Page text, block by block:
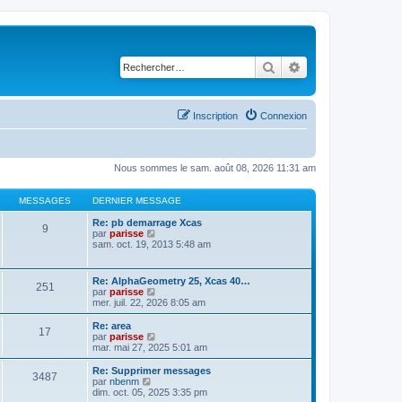
Rechercher
Connexion
Inscription
Nous sommes le sam. août 08, 2026 11:31 am
MESSAGES DERNIER MESSAGE
9
Re: pb demarrage Xcas
par parisse
o
l
t
e
r
d
e
r
i
sam. oct. 19, 2013 5:48 am
251
Re: AlphaGeometry 25, Xcas 40…
par parisse
o
n
l
r
l
e
mer. juil. 22, 2026 8:05 am
17
Re: area
par parisse
o
n
s
l
mar. mai 27, 2025 5:01 am
3487
Re: Supprimer messages
par nbenm
o
dim. oct. 05, 2025 3:35 pm